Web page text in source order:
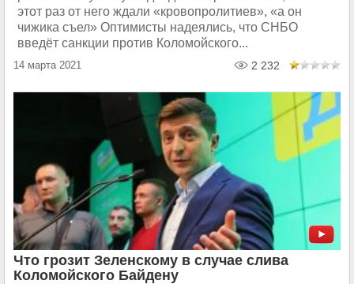
этот раз от него ждали «кровопролитиев», «а он
чижика съел» Оптимисты надеялись, что СНБО
введёт санкции против Коломойского...
14 марта 2021 2 232
Что грозит Зеленскому в случае слива
Коломойского Байдену